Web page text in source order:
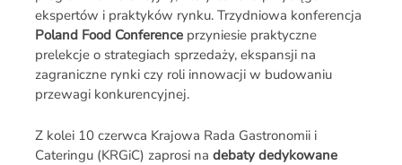
ekspertów i praktyków rynku. Trzydniowa konferencja
Poland Food Conferenceprzyniesie praktyczne
prelekcje o strategiach sprzedaży, ekspansji na
zagraniczne rynki czy roli innowacji w budowaniu
przewagi konkurencyjnej.
Z kolei 10 czerwca Krajowa Rada Gastronomii i
Cateringu (KRGiC) zaprosi na debaty dedykowane